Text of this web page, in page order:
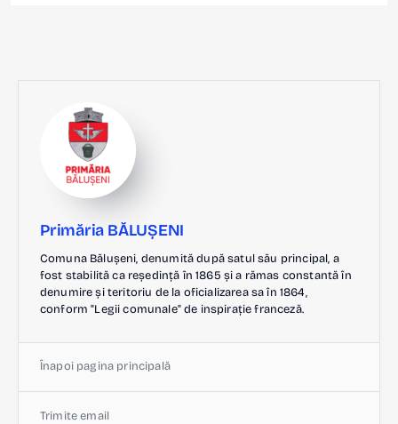
Primăria BĂLUȘENI
Comuna Bălușeni, denumită după satul său principal, a
fost stabilită ca reședință în 1865 și a rămas constantă în
denumire și teritoriu de la oficializarea sa în 1864,
conform "Legii comunale" de inspirație franceză.
Înapoi pagina principală
Trimite email